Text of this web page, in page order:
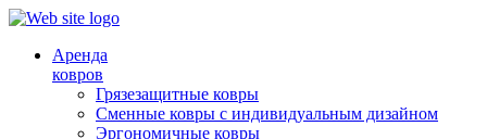
Аренда
ковров
Грязезащитные ковры
Сменные ковры с индивидуальным дизайном
Эргономичные ковры